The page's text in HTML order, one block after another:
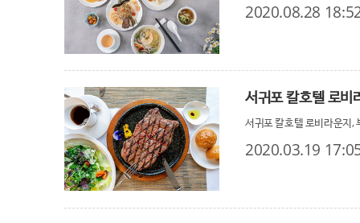
2020.08.28
서귀포 칼호텔 로비
서귀포 칼호텔 로비라운지,
2020.03.19